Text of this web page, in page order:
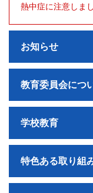
熱中症に注意しま
お知らせ
教育委員会につ
学校教育
特色ある取り組